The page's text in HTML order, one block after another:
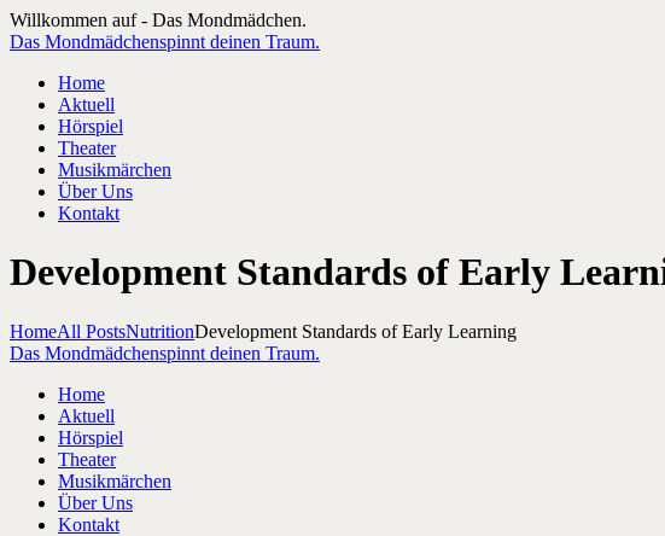
Willkommen auf - Das Mondmädchen.
Das Mondmädchenspinnt deinen Traum.
Home
Aktuell
Hörspiel
Theater
Musikmärchen
Über Uns
Kontakt
Development Standards of Early
HomeAll PostsNutritionDevelopment Standards of Early Learning
Das Mondmädchenspinnt deinen Traum.
Home
Aktuell
Hörspiel
Theater
Musikmärchen
Über Uns
Kontakt